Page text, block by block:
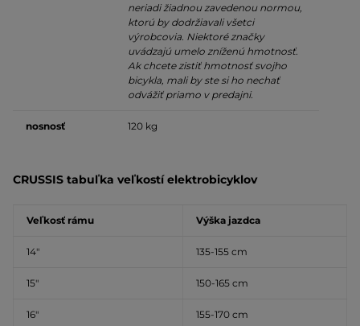
neriadi žiadnou zavedenou normou,
ktorú by dodržiavali všetci
výrobcovia. Niektoré značky
uvádzajú umelo zníženú hmotnosť.
Ak chcete zistiť hmotnosť svojho
bicykla, mali by ste si ho nechať
odvážiť priamo v predajni.
nosnosť 120 kg
CRUSSIS tabuľka veľkostí elektrobicyklov
Veľkosť rámu Výška jazdca
14″ 135-155 cm
15″ 150-165 cm
16″ 155-170 cm